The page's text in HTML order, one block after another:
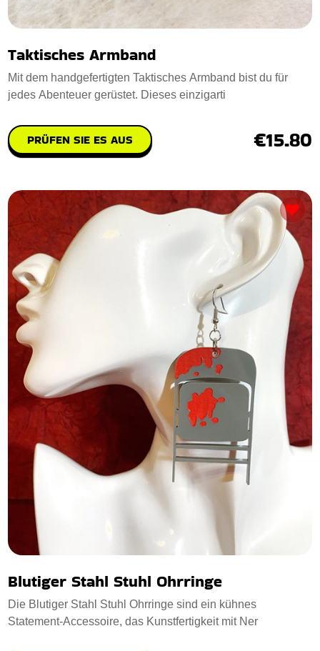
Taktisches Armband
Mit dem handgefertigten Taktisches Armband bist du für
jedes Abenteuer gerüstet. Dieses einzigarti
PRÜFEN SIE ES AUS €15.80
Blutiger Stahl Stuhl Ohrringe
Die Blutiger Stahl Stuhl Ohrringe sind ein kühnes
Statement-Accessoire, das Kunstfertigkeit mit Ner